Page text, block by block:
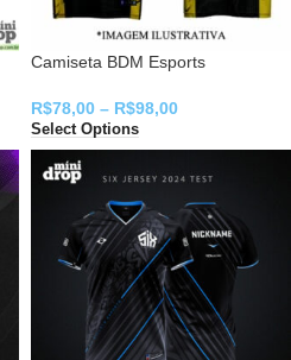
Camiseta BDM Esports
R$78,00 – R$98,00
Select Options